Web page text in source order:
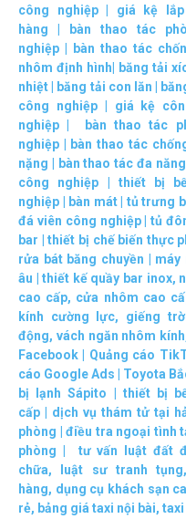
công nghiệp| giá kệ
hàng
bàn thao tác
nghiệp
bàn thao tác
nhôm định hình
băng tải
nhiệt
băng tải con lăn
công nghiệp| giá kệ
nghiệp
bàn thao tác
nghiệp
bàn thao tác
nặng
bàn thao tác đa năng
công nghiệp
thiết bị
nghiệp
bàn mát| tủ trưng
đá viên công nghiệp|tủ
bar |thiết bị chế biến thực
rửa bát băng chuyền
máy
âu |thiết kế quầy bar inox,
cao cấp, cửa nhôm cao
kính cường lực, giếng
động, vách ngăn nhôm kính
Facebook
Quảng cáo
cáo Google Ads
Toyota
bị lạnh Sápito
thiết bị
cấp
dịch vụ thám tử tại
phòng |điều tra ngoại tình
phòng
tư vấn luật đất
chữa, luật sư tranh tụng
hàng, dụng cụ khách sạn
rẻ, bảng giá taxi nội bài,taxi